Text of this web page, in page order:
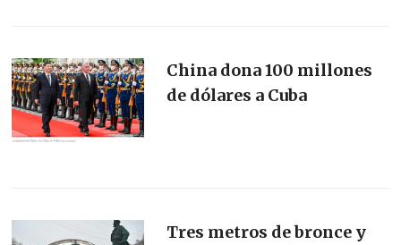
China dona 100 millones
de dólares a Cuba
Tres metros de bronce y